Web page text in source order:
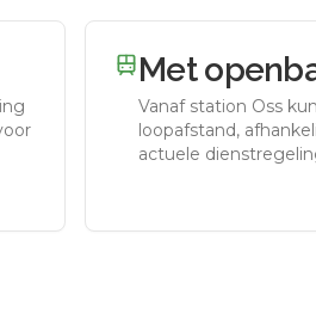
Met
Vanaf station Oss
loopafstand,
actuele